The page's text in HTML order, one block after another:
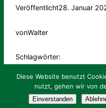
Veröffentlicht28. Januar
vonWalter
Schlagwörter:
ImpressumDatenschutz
Diese Website benutzt
nutzt, gehen wir von
Einverstanden